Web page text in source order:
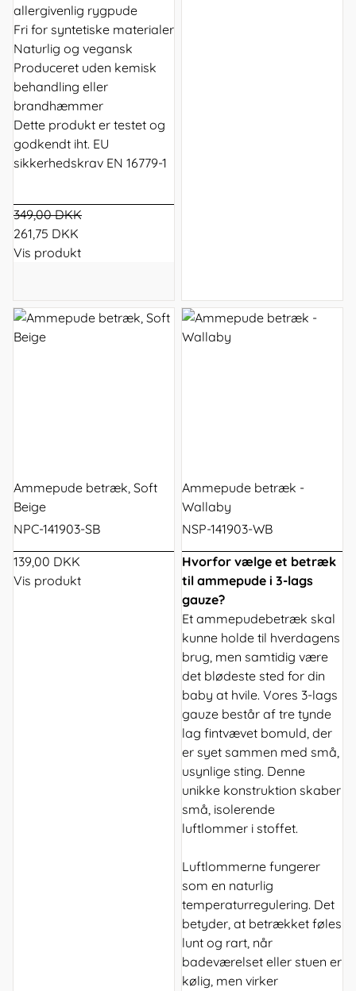
allergivenlig rygpude
Fri for syntetiske materialer
Naturlig og vegansk
Produceret uden kemisk
behandling eller
brandhæmmer
Dette produkt er testet og
godkendt iht. EU
sikkerhedskrav EN 16779-1
349,00 DKK
261,75 DKK
Vis produkt
Ammepude betræk, Soft
Beige
NPC-141903-SB
139,00 DKK
Vis produkt
Ammepude betræk -
Wallaby
NSP-141903-WB
Hvorfor vælge et betræk
til ammepude i 3-lags
gauze?
Et ammepudebetræk skal
kunne holde til hverdagens
brug, men samtidig være
det blødeste sted for din
baby at hvile. Vores 3-lags
gauze består af tre tynde
lag fintvævet bomuld, der
er syet sammen med små,
usynlige sting. Denne
unikke konstruktion skaber
små, isolerende
luftlommer i stoffet.
Luftlommerne fungerer
som en naturlig
temperaturregulering. Det
betyder, at betrækket føles
lunt og rart, når
badeværelset eller stuen er
kølig, men virker